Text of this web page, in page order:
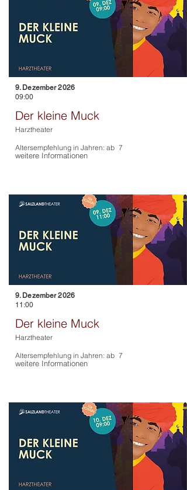
9. Dezember 2026
09:00
Der kleine Muck
Harztheater
Altersempfehlung in Jahren: ab 7
weitere Informationen
9. Dezember 2026
11:00
Der kleine Muck
Harztheater
Altersempfehlung in Jahren: ab 7
weitere Informationen